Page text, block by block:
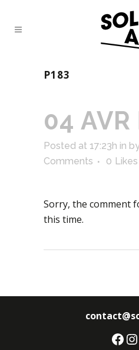
P183
04 AVR
Posted at 17:23h in
Comments
0 Likes
Sorry, the comment
this time.